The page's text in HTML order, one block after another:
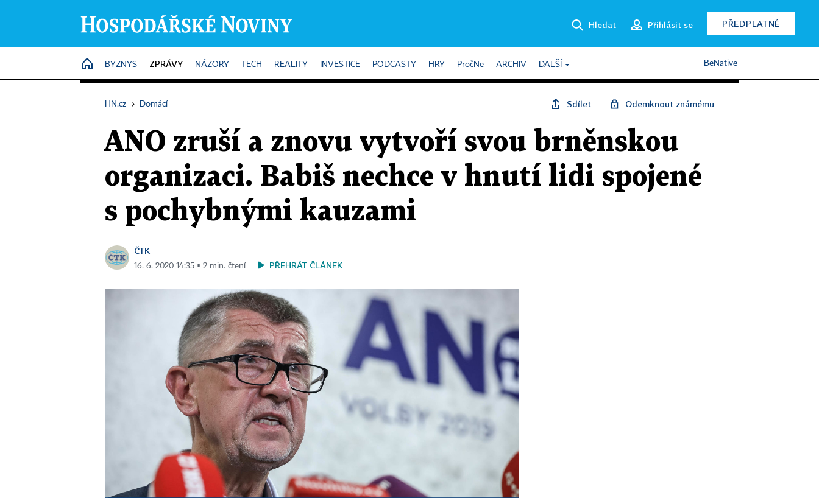
Hledat Přihlásit se PŘEDPLATNÉ
HOME
BYZNYS ZPRÁVY NÁZORY TECH REALITY INVESTICE PODCASTY HRY PročNe ARCHIV DALŠÍ BeNative
HN.cz › Domácí Sdílet Odemknout známému
ANO zruší a znovu vytvoří svou brněnskou
organizaci. Babiš nechce v hnutí lidi spojené
s pochybnými kauzami
ČTK
16. 6. 2020 14:35 ▪ 2 min. čtení PŘEHRÁT ČLÁNEK